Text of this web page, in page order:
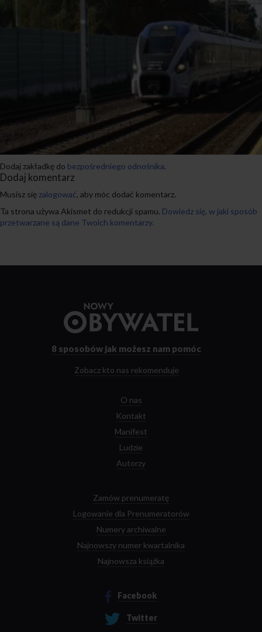
Dodaj zakładkę do bezpośredniego odnośnika.
Dodaj komentarz
Musisz się zalogować, aby móc dodać komentarz.
Ta strona używa Akismet do redukcji spamu. Dowiedz się, w jaki sposób
przetwarzane są dane Twoich komentarzy.
strony
8 sposobów jak możesz nam pomóc
Zobacz kto nas rekomenduje
O nas
Kontakt
Manifest
Ludzie
Autorzy
Zamów prenumeratę
Logowanie dla Prenumeratorów
Numery archiwalne
Najnowszy numer kwartalnika
Najnowsza książka
Facebook
Twitter